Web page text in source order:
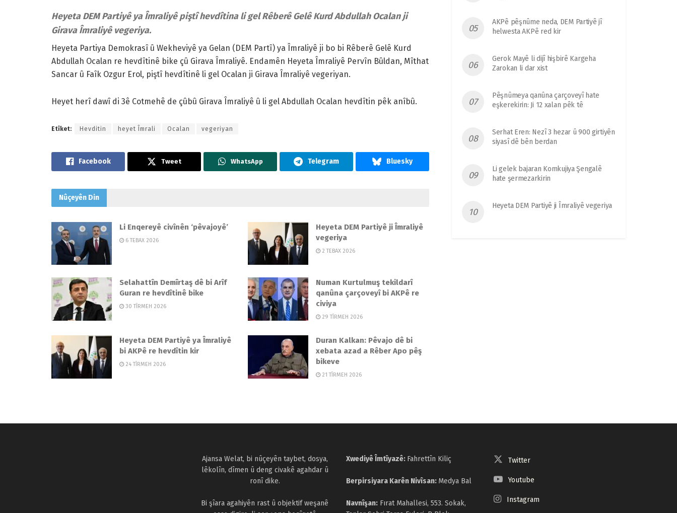
Heyeta DEM Partiyê ya Îmraliyê piştî hevdîtina li gel Rêberê Gelê Kurd Abdullah Ocalan ji
Girava Îmraliyê vegeriya.
Heyeta Partiya Demokrasî û Wekheviyê ya Gelan (DEM Partî) ya Îmraliyê ji bo bi Rêberê Gelê Kurd
Abdullah Ocalan re hevdîtinê bike çû Girava Îmraliyê. Endamên Heyeta Îmraliyê Pervîn Bûldan, Mîthat
Sancar û Faîk Ozgur Erol, piştî hevdîtinê li gel Ocalan ji Girava Îmraliyê vegeriyan.
Heyet herî dawî di 3ê Cotmehê de çûbû Girava Îmraliyê û li gel Abdullah Ocalan hevdîtin pêk anîbû.
Etîket: Hevditin heyet Îmrali Ocalan vegeriyan
Tweet WhatsApp
Nûçeyên Din
Li Enqereyê civînên ‘pêvajoyê’
6 TEBAX 2026
Heyeta DEM Partiyê ji Îmraliyê
vegeriya
2 TEBAX 2026
Selahattîn Demîrtaş dê bi Arîf
Guran re hevdîtinê bike
30 TÎRMEH 2026
Numan Kurtulmuş tekildarî
qanûna çarçoveyî bi AKPê re
civiya
29 TÎRMEH 2026
Heyeta DEM Partiyê ya Îmraliyê
bi AKPê re hevdîtin kir
24 TÎRMEH 2026
Duran Kalkan: Pêvajo dê bi
xebata azad a Rêber Apo pêş
bikeve
21 TÎRMEH 2026
AKPê pêşnûme neda, DEM Partiyê jî
helwesta AKPê red kir
Gerok Mayê li dijî hişbirê Kargeha
Zarokan li dar xist
Pêşnûmeya qanûna çarçoveyî hate
eşkerekirin: Ji 12 xalan pêk tê
Serhat Eren: Nezî 3 hezar û 900 girtiyên
siyasî dê bên berdan
Li gelek bajaran Komkujiya Şengalê
hate şermezarkirin
Heyeta DEM Partiyê ji Îmraliyê vegeriya
Ajansa Welat, bi nûçeyên taybet, dosya,
lêkolîn, dîmen û deng civakê agahdar û
ronî dike.
Bi şîara agahiyên rast û objektif weşanê
Xwediyê Îmtîyazê: Fahrettîn Kiliç
Berpirsiyara Karên Nivîsan: Medya Bal
Navnîşan: Fırat Mahallesi, 553. Sokak,
Twitter
Youtube
Instagram